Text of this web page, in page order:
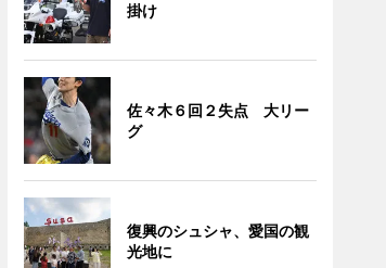
掛け
佐々木６回２失点 大リー
グ
復興のシュシャ、愛国の観
光地に